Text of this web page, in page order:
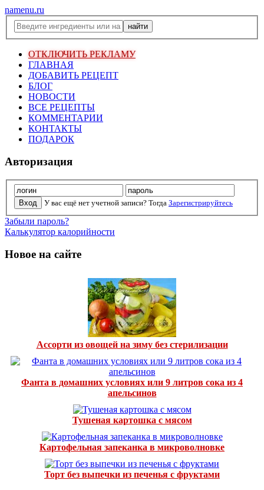
namenu.ru
ОТКЛЮЧИТЬ РЕКЛАМУ
ГЛАВНАЯ
ДОБАВИТЬ РЕЦЕПТ
БЛОГ
НОВОСТИ
ВСЕ РЕЦЕПТЫ
КОММЕНТАРИИ
КОНТАКТЫ
ПОДАРОК
Авторизация
У вас ещё нет учетной записи? Тогда Зарегистрируйтесь
Забыли пароль?
Калькулятор калорийности
Новое на сайте
Ассорти из овощей на зиму без стерилизации
Фанта в домашних условиях или 9 литров сока из 4
апельсинов
Тушеная картошка с мясом
Картофельная запеканка в микроволновке
Торт без выпечки из печенья с фруктами